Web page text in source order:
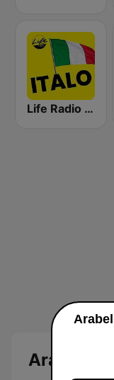
Life Radio Tirol Italo
Arabella